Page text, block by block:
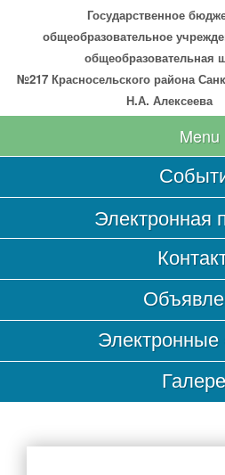
Государственное
общеобразовательное
общеобразовательная
№217 Красносельского района
Н.А. Алексеева
Menu
Сведения об
Структура и органы
Образование
Образовательные стандарты и
Директор школы
Электронная
Электронные